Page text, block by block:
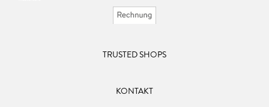
TRUSTED SHOPS
KONTAKT